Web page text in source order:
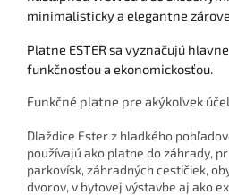
minimalisticky a elegantne
Platne ESTER sa vyznačujú
funkčnosťou a ekonomickosťou.
Funkčné platne pre akýkoľvek
Dlaždice Ester z hladkého
používajú ako platne do záhrady,
parkovísk, záhradných cestičiek,
dvorov, v bytovej výstavbe aj ako